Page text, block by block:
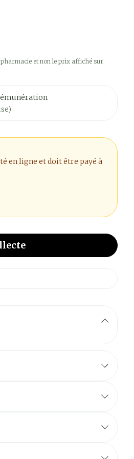
et non le prix affiché sur
en ligne et doit être payé à